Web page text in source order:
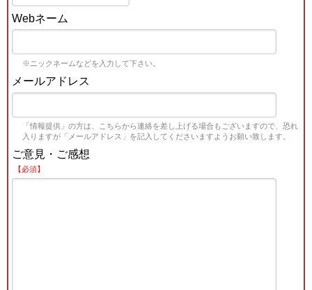
Webネーム
※ニックネームなどを入力して下さい。
メールアドレス
「情報提供」の方は、こちらから連絡を差し上げる場合もございますので、恐れ
入りますが「メールアドレス」を記入してくださいますようお願い致します。
ご意見・ご感想
【必須】